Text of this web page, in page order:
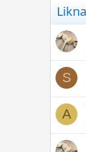
S
A